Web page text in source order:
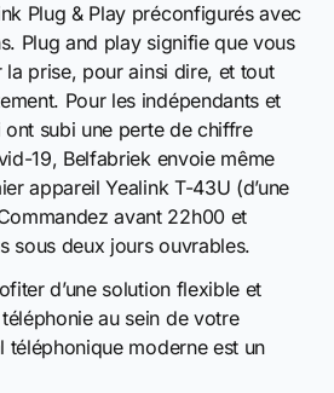
Plug & Play préconfigurés avec
Plug and play signifie que vous
la prise, pour ainsi dire, et tout
Pour les indépendants et
subi une perte de chiffre
19, Belfabriek envoie même
appareil Yealink T-43U (d’une
avant 22h00 et
sous deux jours ouvrables.
d’une solution flexible et
au sein de votre
téléphonique moderne est un